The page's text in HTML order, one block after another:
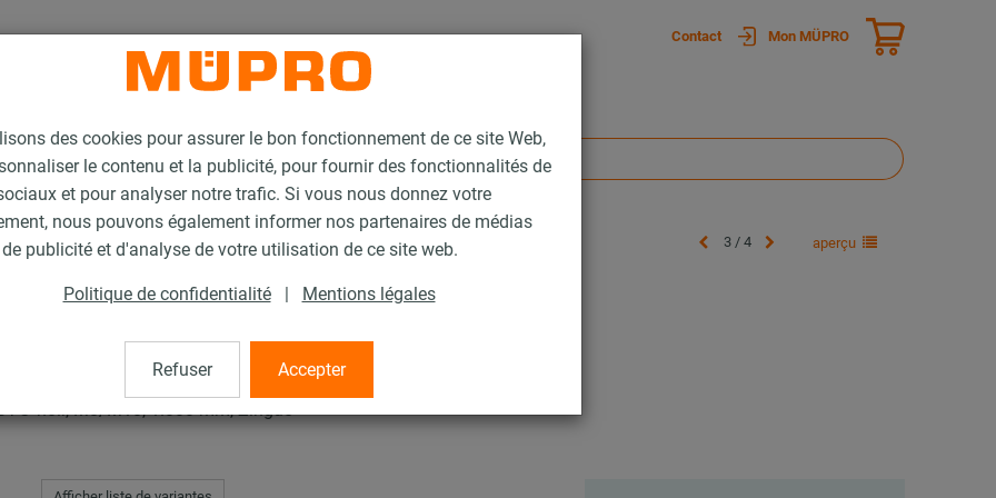
des cookies pour assurer le bon fonctionnement de ce site Web,
le contenu et la publicité, pour fournir des fonctionnalités de
et pour analyser notre trafic. Si vous nous donnez votre
nous pouvons également informer nos partenaires de médias
publicité et d'analyse de votre utilisation de ce site web.
Politique de confidentialité | Mentions légales
Refuser Accepter
Contact Mon MÜPRO
pour la fixation de gaines Collier SPIRO Type S 3 / 4 aperçu
noir, M8/M10, 1.000 mm, Zingué